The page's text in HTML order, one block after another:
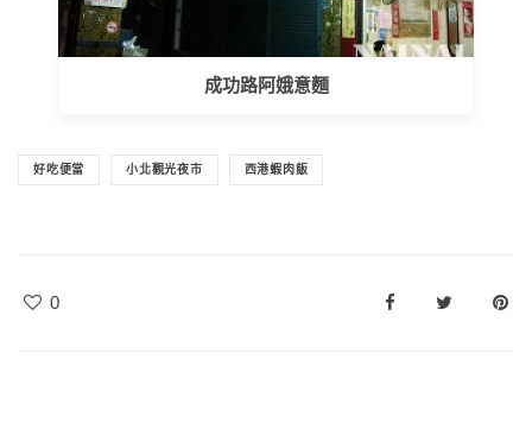
成功路阿娥意麵
好吃便當 小北觀光夜市 西港蝦肉飯
0